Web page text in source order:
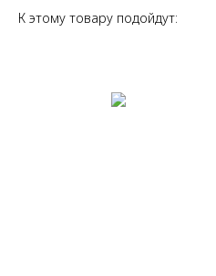
К этому товару подойдут: